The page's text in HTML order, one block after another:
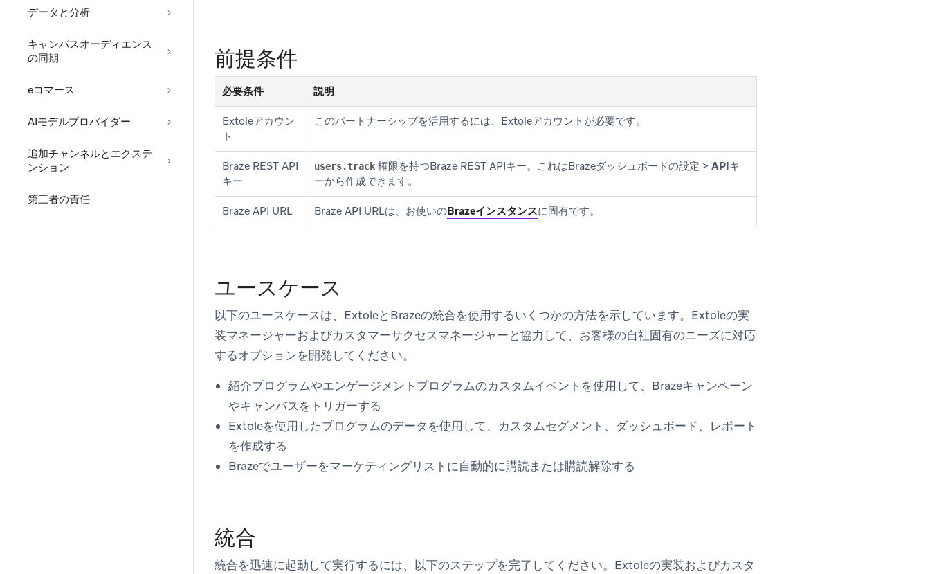
データと分析
キャンバスオーディエンス
の同期
eコマース
AIモデルプロバイダー
追加チャンネルとエクステ
ンション
第三者の責任
前提条件
必要条件 説明
Extoleアカウン
ト
このパートナーシップを活用するには、Extoleアカウントが必要です。
Braze REST API
キー
users.track 権限を持つBraze REST APIキー。これはBrazeダッシュボードの設定 > APIキ
ーから作成できます。
Braze API URL Braze API URLは、お使いのBrazeインスタンスに固有です。
ユースケース
以下のユースケースは、ExtoleとBrazeの統合を使用するいくつかの方法を示しています。Extoleの実
装マネージャーおよびカスタマーサクセスマネージャーと協力して、お客様の自社固有のニーズに対応
するオプションを開発してください。
紹介プログラムやエンゲージメントプログラムのカスタムイベントを使用して、Brazeキャンペーン
やキャンバスをトリガーする
Extoleを使用したプログラムのデータを使用して、カスタムセグメント、ダッシュボード、レポート
を作成する
Brazeでユーザーをマーケティングリストに自動的に購読または購読解除する
統合
統合を迅速に起動して実行するには、以下のステップを完了してください。Extoleの実装およびカスタ